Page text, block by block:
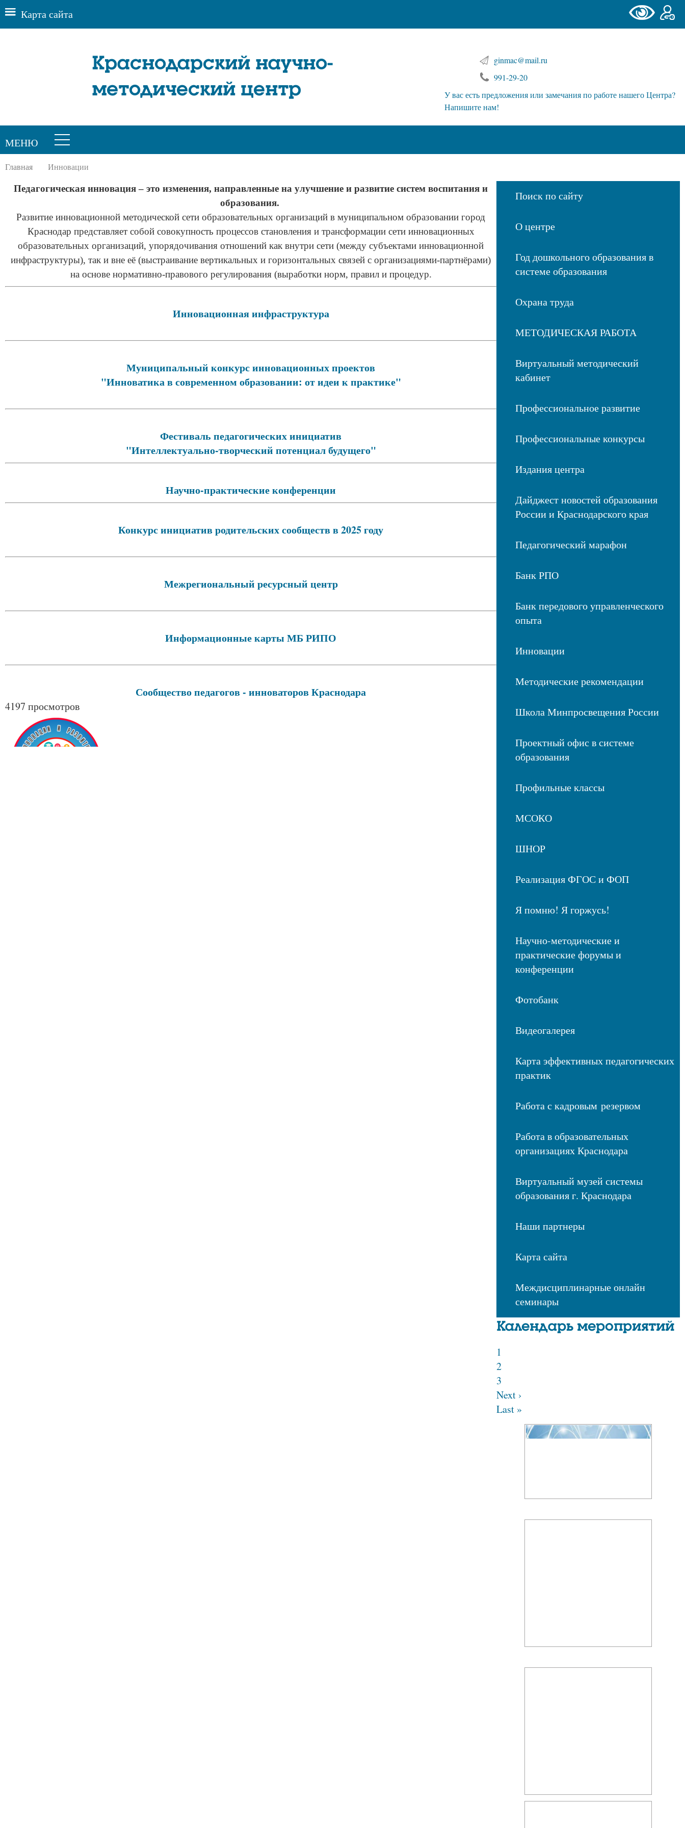
Карта сайта
Краснодарский научно-
методический центр
ginmac@mail.ru
991-29-20
У вас есть предложения или замечания по работе нашего Центра?
Напишите нам!
МЕНЮ
Главная Инновации
Педагогическая инновация – это изменения, направленные на улучшение и развитие систем воспитания и
образования.
Развитие инновационной методической сети образовательных организаций в муниципальном образовании город
Краснодар представляет собой совокупность процессов становления и трансформации сети инновационных
образовательных организаций, упорядочивания отношений как внутри сети (между субъектами инновационной
инфраструктуры), так и вне её (выстраивание вертикальных и горизонтальных связей с организациями-партнёрами)
на основе нормативно-правового регулирования (выработки норм, правил и процедур.
Инновационная инфраструктура
Муниципальный конкурс инновационных проектов
"Инноватика в современном образовании: от идеи к практике"
Фестиваль педагогических инициатив
"Интеллектуально-творческий потенциал будущего"
Научно-практические конференции
Конкурс инициатив родительских сообществ в 2025 году
Межрегиональный ресурсный центр
Информационные карты МБ РИПО
Сообщество педагогов - инноваторов Краснодара
4197 просмотров
Поиск по сайту
О центре
Год дошкольного образования в
системе образования
Охрана труда
МЕТОДИЧЕСКАЯ РАБОТА
Виртуальный методический
кабинет
Профессиональное развитие
Профессиональные конкурсы
Издания центра
Дайджест новостей образования
России и Краснодарского края
Педагогический марафон
Банк РПО
Банк передового управленческого
опыта
Инновации
Методические рекомендации
Школа Минпросвещения России
Проектный офис в системе
образования
Профильные классы
МСОКО
ШНОР
Реализация ФГОС и ФОП
Я помню! Я горжусь!
Научно-методические и
практические форумы и
конференции
Фотобанк
Видеогалерея
Карта эффективных педагогических
практик
Работа с кадровым резервом
Работа в образовательных
организациях Краснодара
Виртуальный музей системы
образования г. Краснодара
Наши партнеры
Карта сайта
Междисциплинарные онлайн
семинары
Календарь мероприятий
1
2
3
Next ›
Last »